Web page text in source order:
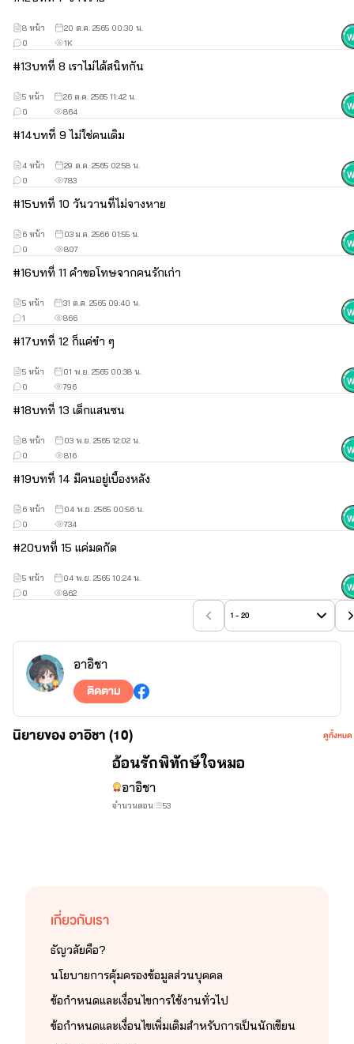
ฝากกดหัวใจ ❤ + คอมเม้นท์เพื่อเป็นกำลังใจกันเข้ามาเยอะ ๆ
นะคะ ออดอ้อนขั้นสุดเลยน่าา
👉ช่องทางการติดตาม 👈
htps://www.facebook.com/profile.php?
id=100067541394048
📌‼️คำเตือน‼️📌
เนื้อหาต่อไปนี้ มีเนื้อหาที่ไม่เหมาะสม เพศ บังคับขืนใจ เหมาะกับ
วัย 18ปีขึ้นไป
ปล.เนื้อหาเป็นเพียงจินตนาการเท่านั้น
🖋️‼️ลิขสิทธิ์ ‼️✒️
สงวนลิขสิทธิ์ตามพระราชบัญญัติลิขสิทธิ์ พ.ศ.2537 โดยห้ามนำ
ส่วนหนึ่งส่วนใดของหนังสือเล่มนี้ไปลอกเลียนแบบ ทำสำเนาถ่าย
เอกสารหรือนำไปเผยแพร่บนอินเตอร์เน็ต และเครือข่ายต่างๆ ไม่ว่าจะรูป
1K
0
8 หน้า 20 ต.ค. 2565 00:30 น.
#13บทที่ 8 เราไม่ได้สนิทกัน
864
0
5 หน้า 26 ต.ค. 2565 11:42 น.
#14บทที่ 9 ไม่ใช่คนเดิม
783
0
4 หน้า 29 ต.ค. 2565 02:58 น.
#15บทที่ 10 วันวานที่ไม่จางหาย
807
0
6 หน้า 03 ม.ค. 2566 01:55 น.
#16บทที่ 11 คำขอโทษจากคนรักเก่า
866
1
5 หน้า 31 ต.ค. 2565 09:40 น.
#17บทที่ 12 ก็แค่ขำ ๆ
796
0
5 หน้า 01 พ.ย. 2565 00:38 น.
#18บทที่ 13 เด็กแสนซน
816
0
8 หน้า 03 พ.ย. 2565 12:02 น.
#19บทที่ 14 มีคนอยู่เบื้องหลัง
734
0
6 หน้า 04 พ.ย. 2565 00:56 น.
#20บทที่ 15 แค่มดกัด
862
0
5 หน้า 04 พ.ย. 2565 10:24 น.
1 - 20
อาอิชา
ติดตาม
นิยายของ อาอิชา (10) ดูทั้งหมด
อ้อนรักพิทักษ์ใจหมอ
อาอิชา
จำนวนตอน 53
เกี่ยวกับเรา
ธัญวลัยคือ?
นโยบายการคุ้มครองข้อมูลส่วนบุคคล
ข้อกำหนดและเงื่อนไขการใช้งานทั่วไป
ข้อกำหนดและเงื่อนไขเพิ่มเติมสำหรับการเป็นนักเขียน